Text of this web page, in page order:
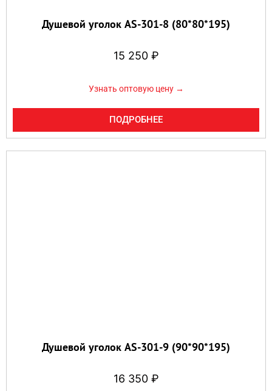
Душевой уголок AS-301-8 (80*80*195)
15 250 ₽
Узнать оптовую цену →
ПОДРОБНЕЕ
Душевой уголок AS-301-9 (90*90*195)
16 350 ₽